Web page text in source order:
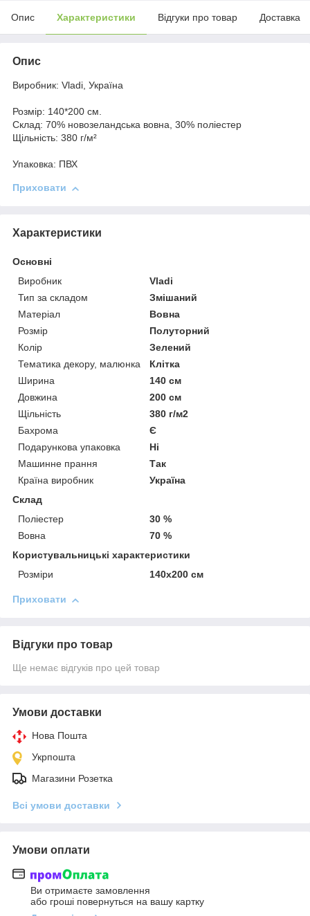
Опис Характеристики Відгуки про товар Доставка
Опис
Виробник: Vladi, Україна
Розмір: 140*200 см.
Склад: 70% новозеландська вовна, 30% поліестер
Щільність: 380 г/м²
Упаковка: ПВХ
Приховати
Характеристики
Основні
Виробник
Vladi
Тип за складом
Змішаний
Матеріал
Вовна
Розмір
Полуторний
Колір
Зелений
Тематика декору, малюнка
Клітка
Ширина
140 см
Довжина
200 см
Щільність
380 г/м2
Бахрома
Є
Подарункова упаковка
Ні
Машинне прання
Так
Країна виробник
Україна
Склад
Поліестер
30 %
Вовна
70 %
Користувальницькі характеристики
Розміри
140x200 см
Приховати
Відгуки про товар
Ще немає відгуків про цей товар
Умови доставки
Нова Пошта
Укрпошта
Магазини Розетка
Всі умови доставки
Умови оплати
Ви отримаєте замовлення
або гроші повернуться на вашу картку